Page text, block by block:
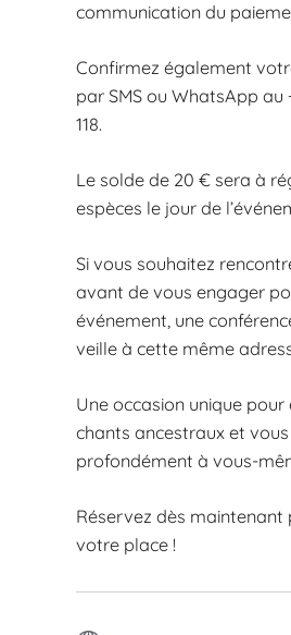
communication du
Confirmez également
par SMS ou WhatsApp au
118.
Le solde de 20 € sera à
espèces le jour de
Si vous souhaitez
avant de vous engager
événement, une
veille à cette même
Une occasion unique
chants ancestraux et
profondément à vous-
Réservez dès
votre place !